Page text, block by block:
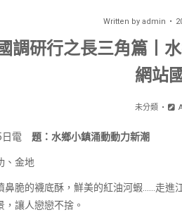
Written by admin
調研行之長三角篇丨
網站
未分類
日電 題：水鄉小鎮涌動動力新潮
、金地
鼻脆的襪底酥，鮮美的紅油河蝦……走進
讓人戀戀不捨。